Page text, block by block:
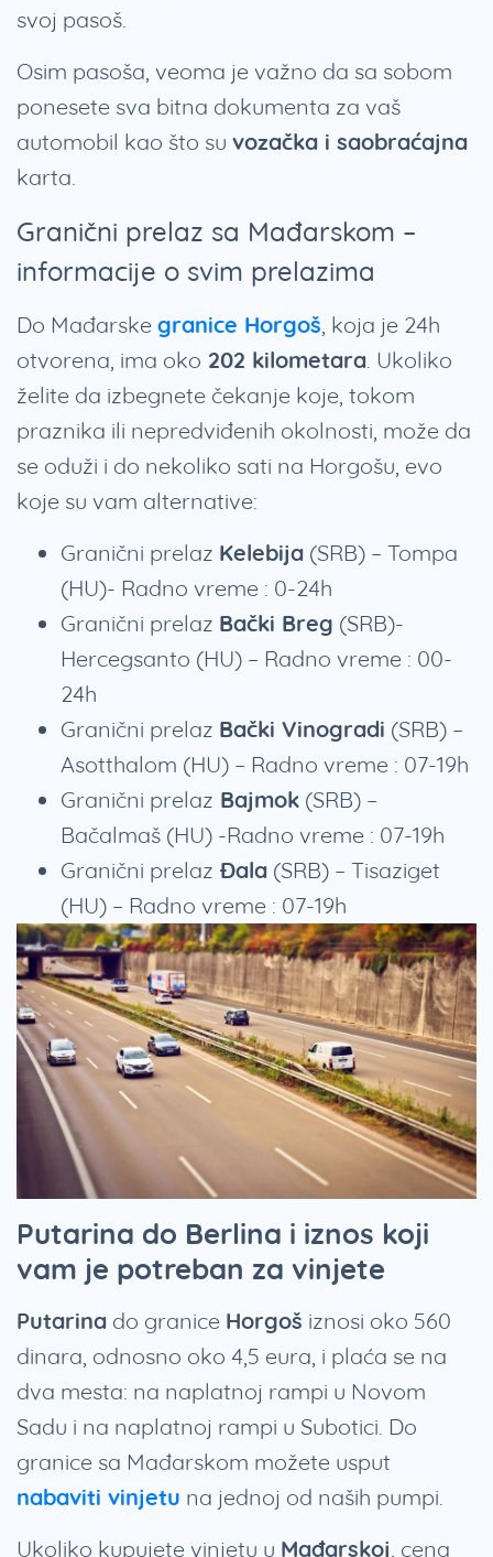
svoj pasoš.
Osim pasoša, veoma je važno da sa sobom
ponesete sva bitna dokumenta za vaš
automobil kao što su vozačka i saobraćajna
karta.
Granični prelaz sa Mađarskom –
informacije o svim prelazima
Do Mađarske granice Horgoš, koja je 24h
otvorena, ima oko 202 kilometara. Ukoliko
želite da izbegnete čekanje koje, tokom
praznika ili nepredviđenih okolnosti, može da
se oduži i do nekoliko sati na Horgošu, evo
koje su vam alternative:
Granični prelaz Kelebija (SRB) – Tompa
(HU)- Radno vreme : 0-24h
Granični prelaz Bački Breg (SRB)-
Hercegsanto (HU) – Radno vreme : 00-
24h
Granični prelaz Bački Vinogradi (SRB) –
Asotthalom (HU) – Radno vreme : 07-19h
Granični prelaz Bajmok (SRB) –
Bačalmaš (HU) -Radno vreme : 07-19h
Granični prelaz Đala (SRB) – Tisaziget
(HU) – Radno vreme : 07-19h
Putarina do Berlina i iznos koji
vam je potreban za vinjete
Putarina do granice Horgoš iznosi oko 560
dinara, odnosno oko 4,5 eura, i plaća se na
dva mesta: na naplatnoj rampi u Novom
Sadu i na naplatnoj rampi u Subotici. Do
granice sa Mađarskom možete usput
nabaviti vinjetu na jednoj od naših pumpi.
Ukoliko kupujete vinjetu u Mađarskoj, cena